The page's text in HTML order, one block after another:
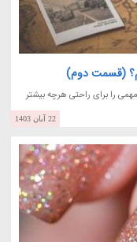
(قسمت دوم)
را برای راحتی هرچه بیشتر
22 آبان 1403